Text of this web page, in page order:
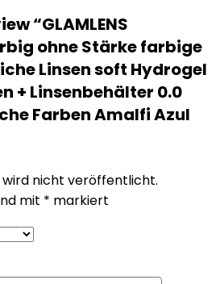
“GLAMLENS
ohne Stärke farbige
Linsen soft Hydrogel
+ Linsenbehälter 0.0
Farben Amalfi Azul
nicht veröffentlicht.
mit * markiert